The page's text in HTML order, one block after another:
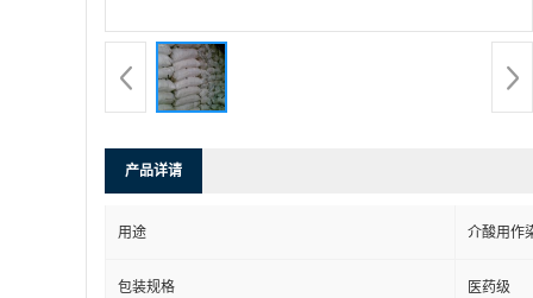
产品详请
用途 介酸用作
包装规格 医药级